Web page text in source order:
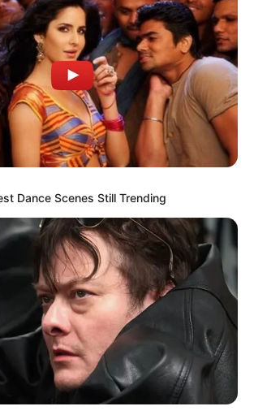
[VIDEO] EA revela las
tráiler y novedades que
tendrá FIFA 22
CARGAR MÁS
POR LLUVIAS
VIA AL LLANO
METRO DE MEDELLÍN
LUZ
CORTES DE AGUA
DEL NIÑO
Dance Scenes Still Trending